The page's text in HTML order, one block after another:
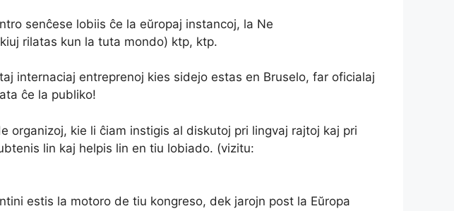
senĉese lobiis ĉe la eŭropaj instancoj, la Ne
rilatas kun la tuta mondo) ktp, ktp.
internaciaj entreprenoj kies sidejo estas en Bruselo, far oficialaj
ĉe la publiko!
kie li ĉiam instigis al diskutoj pri lingvaj rajtoj kaj pri
lin kaj helpis lin en tiu lobiado. (vizitu:
estis la motoro de tiu kongreso, dek jarojn post la Eŭropa